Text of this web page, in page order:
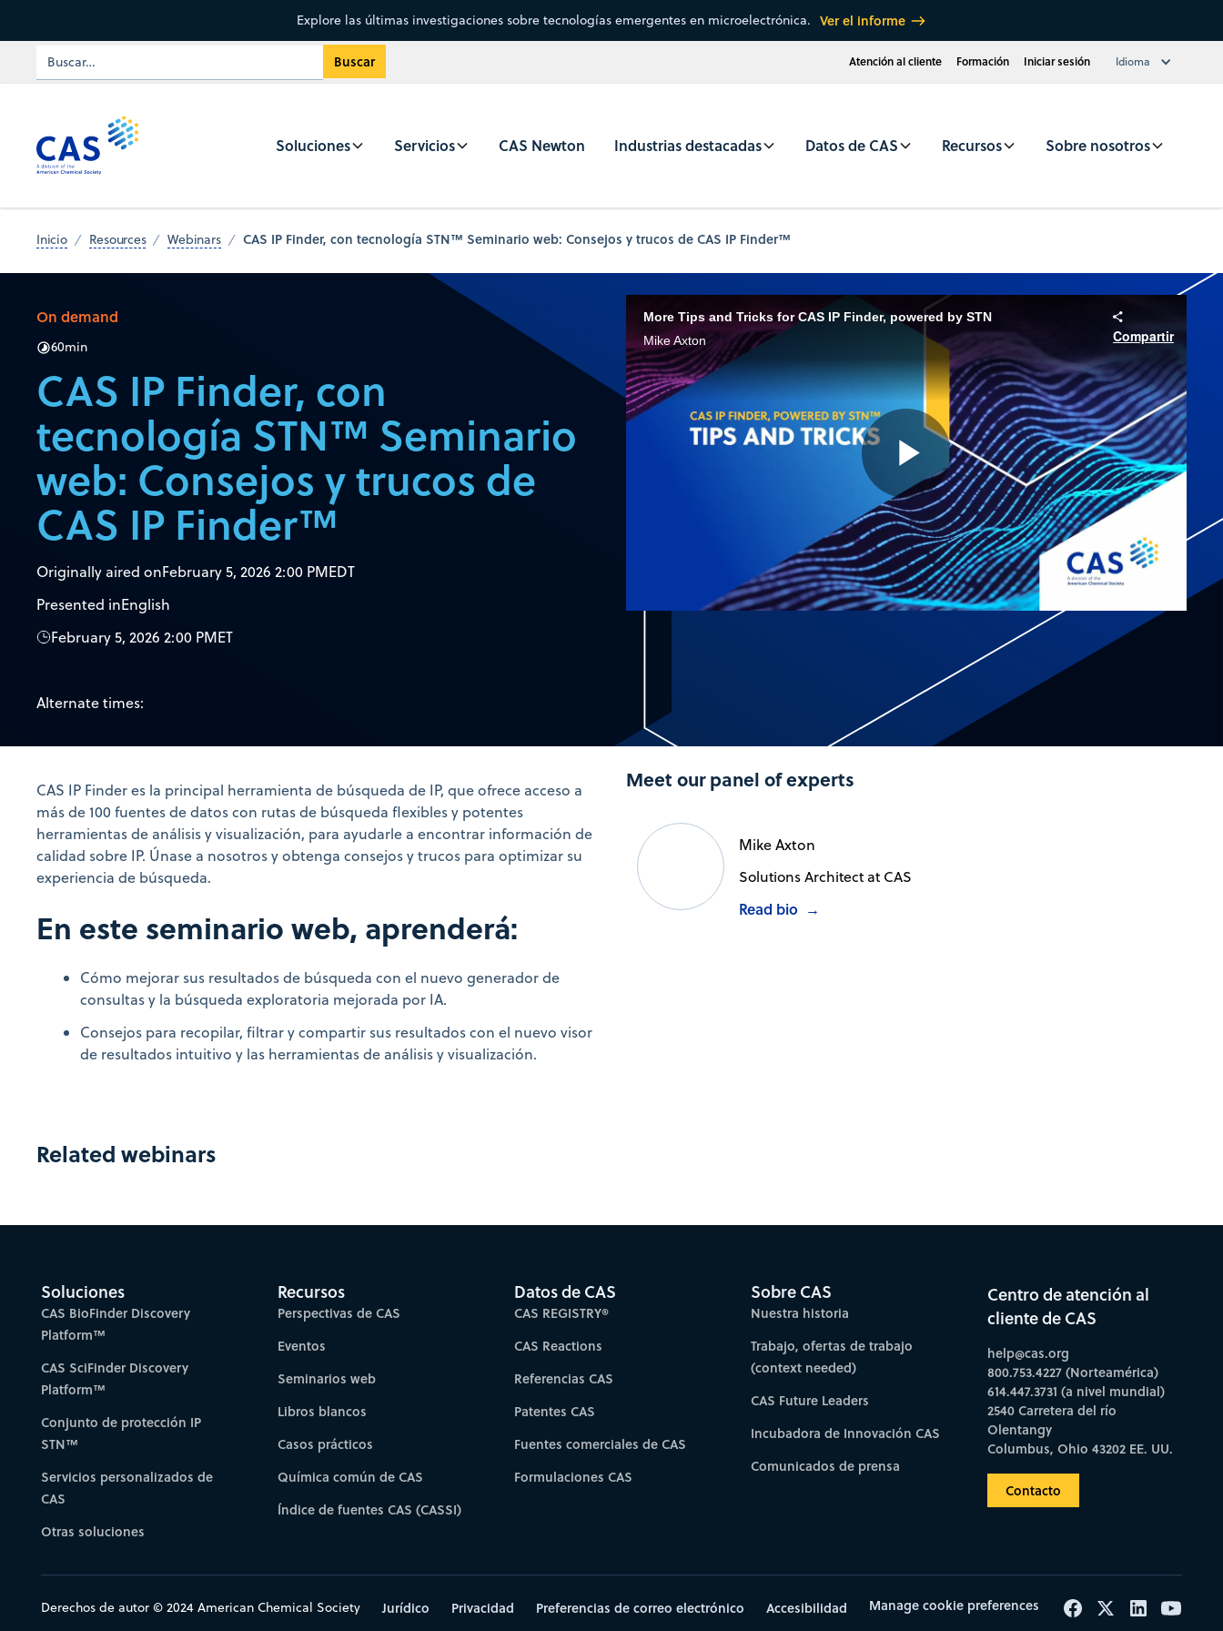
Explore las últimas investigaciones sobre tecnologías emergentes en microelectrónica. Ver el informe
Atención al cliente Formación Iniciar sesión Idioma
Soluciones Servicios CAS Newton Industrias destacadas Datos de CAS Recursos Sobre nosotros
Inicio Resources Webinars CAS IP Finder, con tecnología STN™ Seminario web: Consejos y trucos de CAS IP Finder™
On demand
60min
CAS IP Finder, con
tecnología STN™ Seminario
web: Consejos y trucos de
CAS IP Finder™
Originally aired onFebruary 5, 2026 2:00 PMEDT
Presented inEnglish
February 5, 2026 2:00 PMET
Alternate times:
More Tips and Tricks for CAS IP Finder, powered by STN
Mike Axton
Compartir
Play
Video
CAS IP Finder es la principal herramienta de búsqueda de IP, que ofrece acceso a
más de 100 fuentes de datos con rutas de búsqueda flexibles y potentes
herramientas de análisis y visualización, para ayudarle a encontrar información de
calidad sobre IP. Únase a nosotros y obtenga consejos y trucos para optimizar su
experiencia de búsqueda.
En este seminario web, aprenderá:
Cómo mejorar sus resultados de búsqueda con el nuevo generador de
consultas y la búsqueda exploratoria mejorada por IA.
Consejos para recopilar, filtrar y compartir sus resultados con el nuevo visor
de resultados intuitivo y las herramientas de análisis y visualización.
Meet our panel of experts
Mike Axton
Solutions Architect at CAS
Read bio →
Related webinars
Soluciones
CAS BioFinder Discovery
Platform™
CAS SciFinder Discovery
Platform™
Conjunto de protección IP
STN™
Servicios personalizados de
CAS
Otras soluciones
Recursos
Perspectivas de CAS
Eventos
Seminarios web
Libros blancos
Casos prácticos
Química común de CAS
Índice de fuentes CAS (CASSI)
Datos de CAS
CAS REGISTRY®
CAS Reactions
Referencias CAS
Patentes CAS
Fuentes comerciales de CAS
Formulaciones CAS
Sobre CAS
Nuestra historia
Trabajo, ofertas de trabajo
(context needed)
CAS Future Leaders
Incubadora de Innovación CAS
Comunicados de prensa
Centro de atención al
cliente de CAS
help@cas.org
800.753.4227 (Norteamérica)
614.447.3731 (a nivel mundial)
2540 Carretera del río
Olentangy
Columbus, Ohio 43202 EE. UU.
Contacto
Derechos de autor © 2024 American Chemical Society Jurídico Privacidad Preferencias de correo electrónico Accesibilidad Manage cookie preferences